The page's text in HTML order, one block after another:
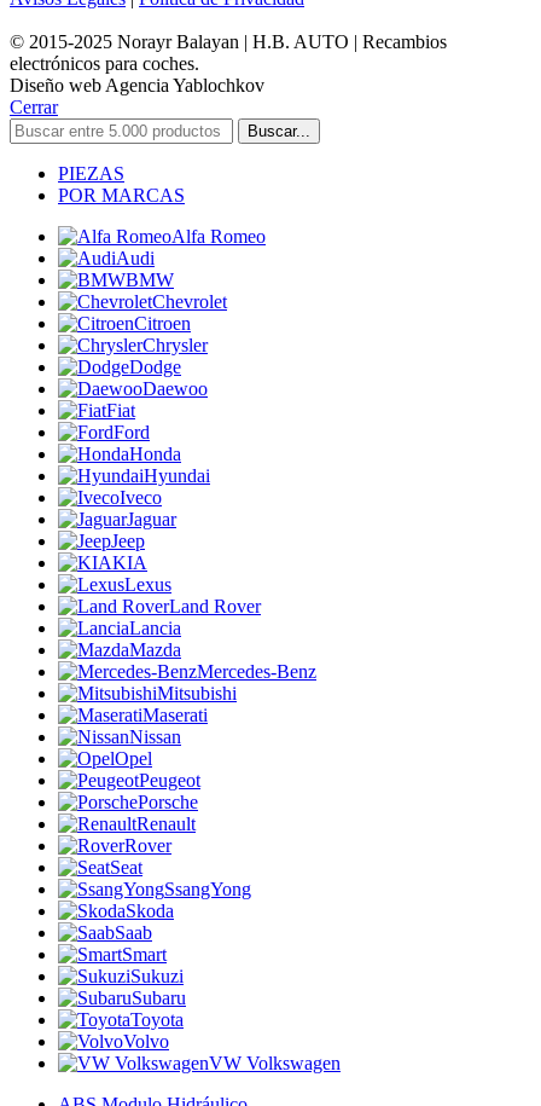
© 2015-2025 Norayr Balayan | H.B. AUTO | Recambios
electrónicos para coches.
Diseño web Agencia Yablochkov
Cerrar
Buscar...
PIEZAS
POR MARCAS
Alfa Romeo
Audi
BMW
Chevrolet
Citroen
Chrysler
Dodge
Daewoo
Fiat
Ford
Honda
Hyundai
Iveco
Jaguar
Jeep
KIA
Lexus
Land Rover
Lancia
Mazda
Mercedes-Benz
Mitsubishi
Maserati
Nissan
Opel
Peugeot
Porsche
Renault
Rover
Seat
SsangYong
Skoda
Saab
Smart
Sukuzi
Subaru
Toyota
Volvo
VW Volkswagen